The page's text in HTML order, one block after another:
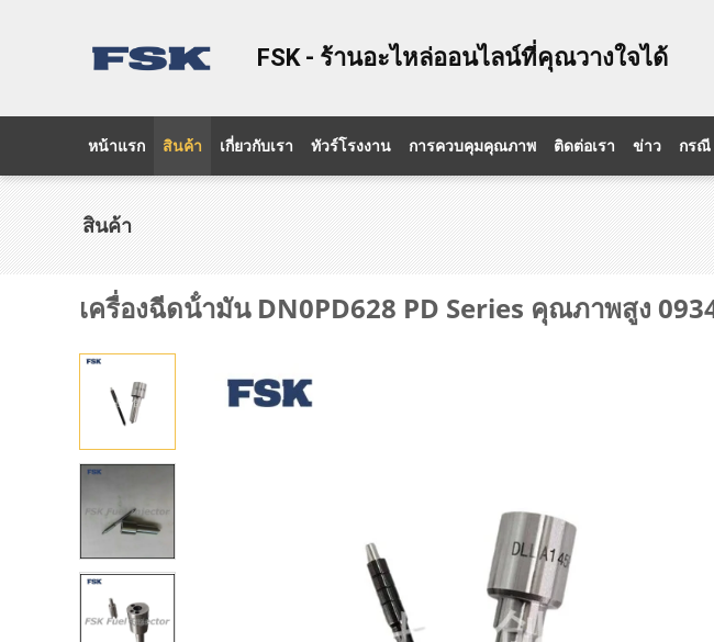
FSK - ร้านอะไหล่ออนไลน์ที่คุณวางใจได้
หน้าแรก สินค้า เกี่ยวกับเรา ทัวร์โรงงาน การควบคุมคุณภาพ ติดต่อเรา ข่าว กรณี
สินค้า
เครื่องฉีดน้ํามัน DN0PD628 PD Series คุณภาพสูง